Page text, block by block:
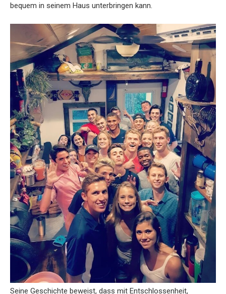
bequem in seinem Haus unterbringen kann.
Seine Geschichte beweist, dass mit Entschlossenheit,